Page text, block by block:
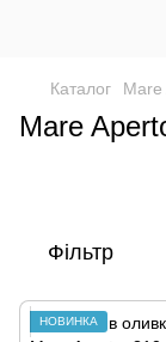
Каталог Mare
Mare
Фільтр
НОВИНКА